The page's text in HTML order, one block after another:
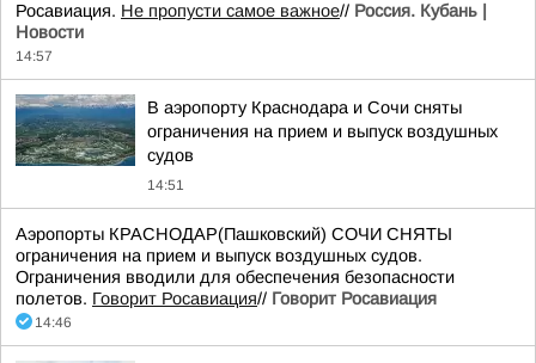
Росавиация. Не пропусти самое важное// Россия. Кубань |
Новости
14:57
В аэропорту Краснодара и Сочи сняты
ограничения на прием и выпуск воздушных
судов
14:51
Аэропорты КРАСНОДАР(Пашковский) СОЧИ СНЯТЫ
ограничения на прием и выпуск воздушных судов.
Ограничения вводили для обеспечения безопасности
полетов. Говорит Росавиация// Говорит Росавиация
14:46